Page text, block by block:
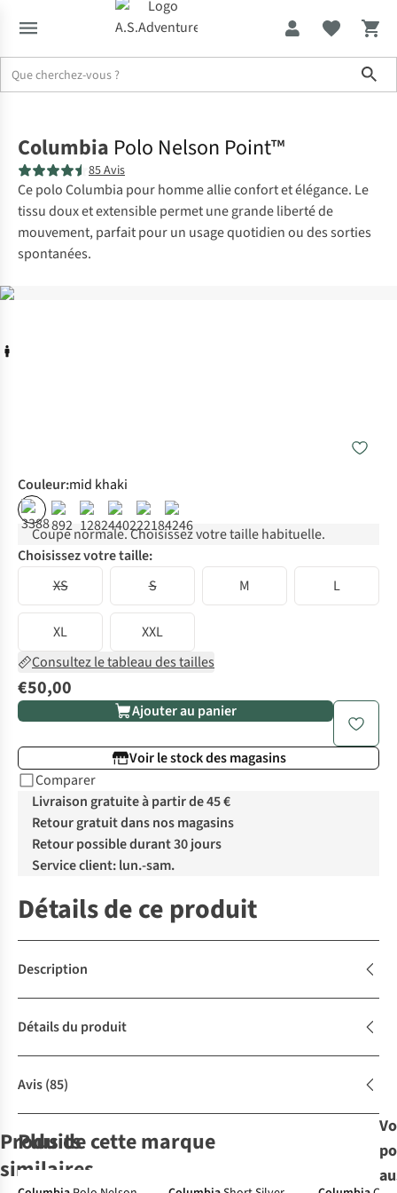
Columbia Polo Nelson Point™
85 Avis
Ce polo Columbia pour homme allie confort et élégance. Le
tissu doux et extensible permet une grande liberté de
mouvement, parfait pour un usage quotidien ou des sorties
spontanées.
Couleur:mid khaki
Coupe normale. Choisissez votre taille habituelle.
Choisissez votre taille:
XS
S M L
XL
XXL
Consultez le tableau des tailles
€50,00
Ajouter au panier
Voir le stock des magasins
Comparer
Livraison gratuite à partir de 45 €
Retour gratuit dans nos magasins
Retour possible durant 30 jours
Service client: lun.-sam.
Détails de ce produit
Description
Détails du produit
Avis(85)
Produits
similaires
Plus de cette marque